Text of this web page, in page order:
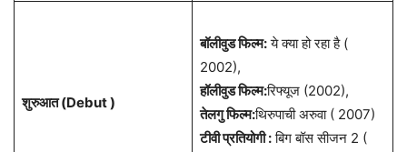
शुरुआत (Debut )
बॉलीवुड फिल्म:ये क्या हो रहा है (
2002),
हॉलीवुड फिल्म:रिफ्यूज (2002),
तेलगु फिल्म:थिरुपाची अरुवा ( 2007)
टीवी प्रतियोगी :बिग बॉस सीजन 2 (